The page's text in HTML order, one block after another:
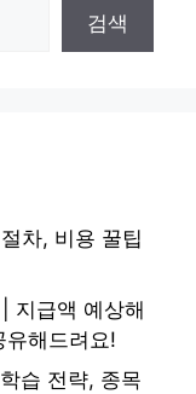
검색
차, 비용 꿀팁
지급액 예상해
유해드려요!
습 전략, 종목